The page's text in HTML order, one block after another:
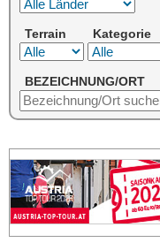
Terrain Kategorie
BEZEICHNUNG/ORT